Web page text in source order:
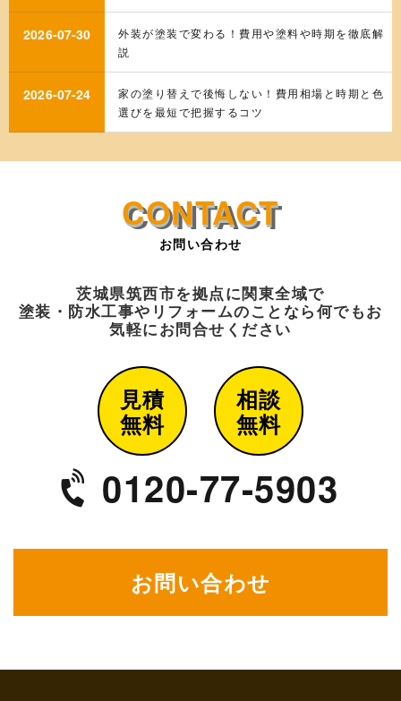
2026-07-30
外装が塗装で変わる！費用や塗料や時期を徹底解
説
2026-07-24
家の塗り替えで後悔しない！費用相場と時期と色
選びを最短で把握するコツ
お問い合わせ
茨城県筑西市を拠点に関東全域で
塗装・防水工事や リフォームのことなら何でもお
気軽にお問合せください
見積
無料
相談
無料
0120-77-5903
お問い合わせ